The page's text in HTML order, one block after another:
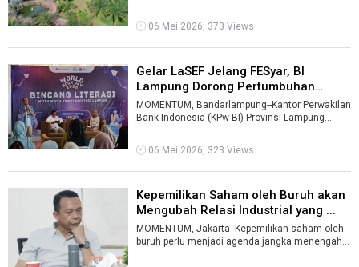
06 Mei 2026, 373 Views
Gelar LaSEF Jelang FESyar, BI
Lampung Dorong Pertumbuhan
Ekonomi ...
MOMENTUM, Bandarlampung--Kantor Perwakilan
Bank Indonesia (KPw BI) Provinsi Lampung
06 Mei 2026, 323 Views
Kepemilikan Saham oleh Buruh akan
Mengubah Relasi Industrial yang ...
MOMENTUM, Jakarta--Kepemilikan saham oleh
buruh perlu menjadi agenda jangka menengah